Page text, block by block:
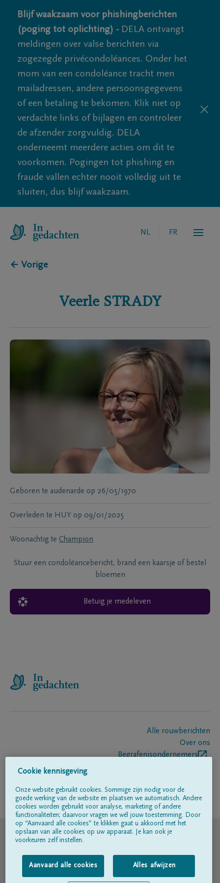
Blijf waakzaam voor phishingberichten
(poging tot oplichting) - DELA ontvangt
meldingen over valse berichten via
zogezegde privécondoléances. Onder het
mom van een condoléance tracht men
mailadressen, andere persoonsgegevens
of een betaling te bekomen. Klik niet op
verdachte links of bijlagen en controleer
de afzender zorgvuldig. DELA
onderneemt meerdere acties om dit te
voorkomen. Pogingen tot phishing en
fraude vallen echter nooit volledig uit te
sluiten, dus blijf waakzaam.
NL FR
← Vorige
Veerle STRADY
Geboren te audenarde op 26/05/1970
Overleden te HUY op 09/01/2025
Woonachtig te Champion
Stuur een condoléancebericht, brand een kaarsje of bestel
bloemen
Betuig je medeleven
Alle rouwberichten
Over ons
Begrafenisondernemers
Volg ons op
© DELA
Gebruiksvoorwaarden
Privacyverklaring
Cookie kennisgeving
Onze website gebruikt cookies. Sommige zijn nodig voor de
goede werking van de website en plaatsen we automatisch. Andere
cookies worden gebruikt voor analyse, marketing of andere
functionaliteiten; daarvoor vragen we wél jouw toestemming. Door
op “Aanvaard alle cookies” te klikken gaat u akkoord met het
opslaan van alle cookies op uw apparaat. Je kan ook je
voorkeuren zelf instellen.
Aanvaard alle cookies Alles afwijzen